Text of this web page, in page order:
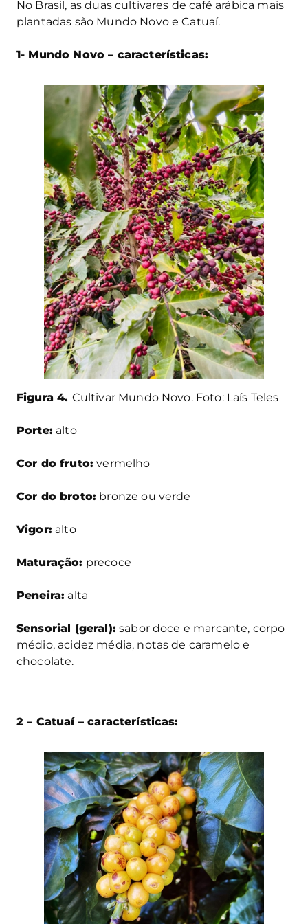
No Brasil, as duas cultivares de café arábica mais
plantadas são Mundo Novo e Catuaí.
1- Mundo Novo – características:
Figura 4. Cultivar Mundo Novo. Foto: Laís Teles
Porte: alto
Cor do fruto: vermelho
Cor do broto: bronze ou verde
Vigor: alto
Maturação: precoce
Peneira: alta
Sensorial (geral): sabor doce e marcante, corpo
médio, acidez média, notas de caramelo e
chocolate.
2 – Catuaí – características: